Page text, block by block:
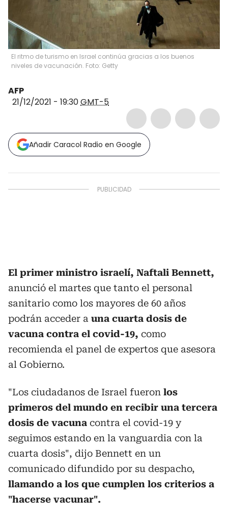
El ritmo de turismo en Israel continúa gracias a los buenos
niveles de vacunación. Foto: Getty
AFP
21/12/2021 - 19:30GMT-5
Añadir Caracol Radio en Google
El primer ministro israelí, Naftali Bennett,
anunció el martes que tanto el personal
sanitario como los mayores de 60 años
podrán acceder a una cuarta dosis de
vacuna contra el covid-19, como
recomienda el panel de expertos que asesora
al Gobierno.
"Los ciudadanos de Israel fueron los
primeros del mundo en recibir una tercera
dosis de vacuna contra el covid-19 y
seguimos estando en la vanguardia con la
cuarta dosis", dijo Bennett en un
comunicado difundido por su despacho,
llamando a los que cumplen los criterios a
"hacerse vacunar".